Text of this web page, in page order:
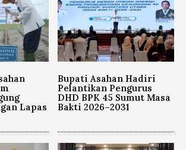
Lapas
Bupati Asahan Hadiri
Pelantikan Pengurus
DHD BPK 45 Sumut Masa
Bakti 2026–2031